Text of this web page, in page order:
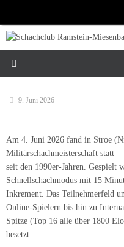
springen
9. Juni 2026
Am 4. Juni 2026 fand in Stroe
Militärschachmeisterschaft statt
seit den 1990er-Jahren. Gespielt
Schnellschachmodus mit 15
Inkrement. Das Teilnehmerfeld
Online-Spielern bis hin zu
Spitze (Top 16 alle über 1800
besetzt.